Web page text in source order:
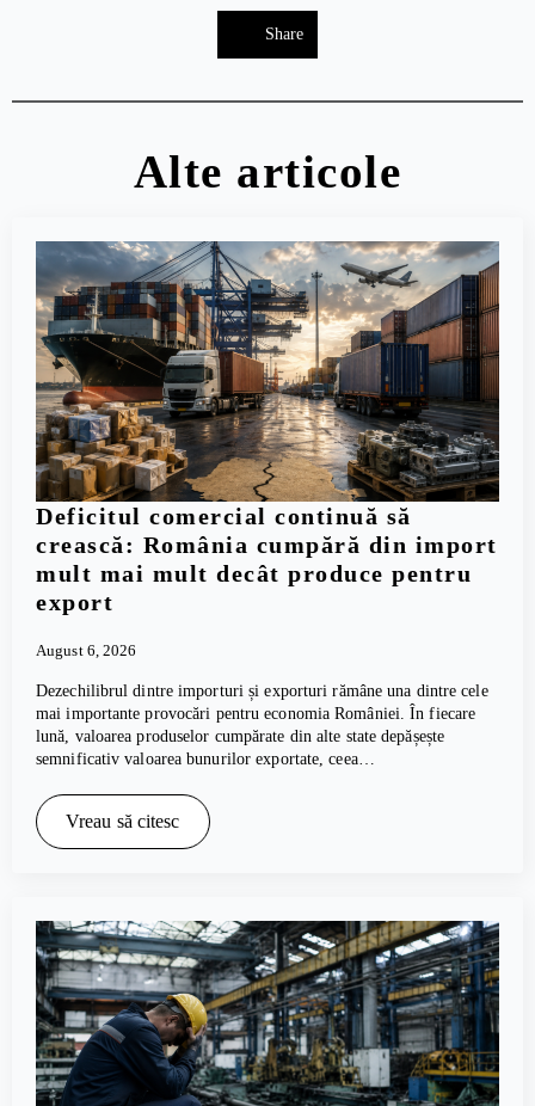
Share
Alte articole
Deficitul comercial continuă să
crească: România cumpără din import
mult mai mult decât produce pentru
export
August 6, 2026
Dezechilibrul dintre importuri și exporturi rămâne una dintre cele
mai importante provocări pentru economia României. În fiecare
lună, valoarea produselor cumpărate din alte state depășește
semnificativ valoarea bunurilor exportate, ceea…
Vreau să citesc